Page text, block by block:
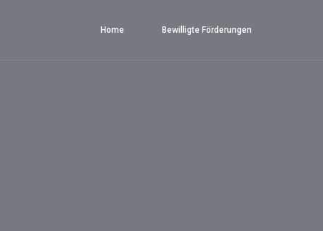
Home Bewilligte Förderungen